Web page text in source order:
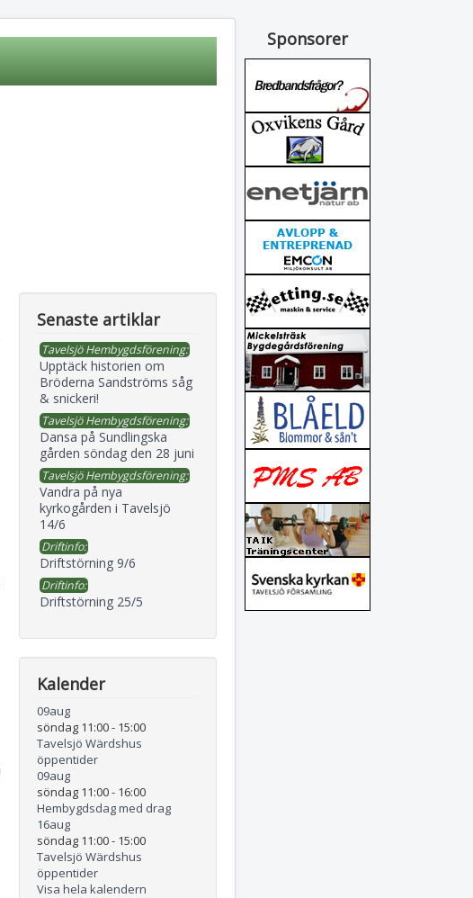
Senaste artiklar
Tavelsjö Hembygdsförening:
Upptäck historien om
Bröderna Sandströms såg
& snickeri!
Tavelsjö Hembygdsförening:
Dansa på Sundlingska
gården söndag den 28 juni
Tavelsjö Hembygdsförening:
Vandra på nya
kyrkogården i Tavelsjö
14/6
Driftinfo:
Driftstörning 9/6
Driftinfo:
Driftstörning 25/5
Kalender
09aug
söndag 11:00- 15:00
Tavelsjö Wärdshus
öppentider
09aug
söndag 11:00- 16:00
Hembygdsdag med drag
16aug
söndag 11:00- 15:00
Tavelsjö Wärdshus
öppentider
Visa hela kalendern
Sponsorer